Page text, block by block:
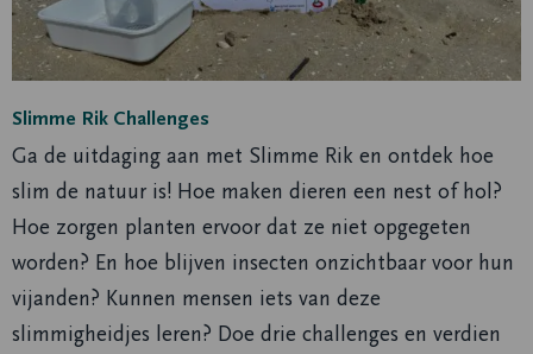
Slimme Rik Challenges
Ga de uitdaging aan met Slimme Rik en ontdek hoe
slim de natuur is! Hoe maken dieren een nest of hol?
Hoe zorgen planten ervoor dat ze niet opgegeten
worden? En hoe blijven insecten onzichtbaar voor hun
vijanden? Kunnen mensen iets van deze
slimmigheidjes leren? Doe drie challenges en verdien